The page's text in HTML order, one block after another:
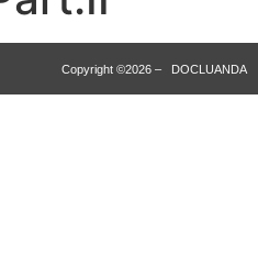
Copyright ©2026 – DOCLUANDA